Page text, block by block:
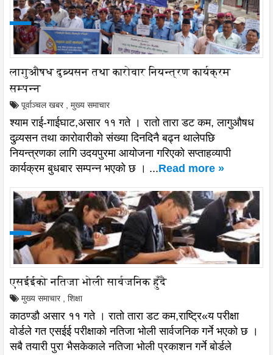
लागुऔषध दुव्र्यसन तथा कारोवार नियन्त्रण कार्यक्रम
सम्पन्न
पूर्वाञ्चल खबर मुख्य समाचार
श्याम राई-गाईघाट,असार ११ गते । रातो तारा डट कम, लागुऔषध
दुव्र्यसन तथा कारोवारीको संख्या दिनदिनै बढ्न थालेपछि
नियन्त्रणका लागि उदयपुरमा आयोजना गरिएको सप्ताहव्यापी
कार्यक्रम बुधबार सम्पन्न भएको छ । ...Read more »
एसईईको नतिजा भोली सार्वजनिक हुँदै
मुख्य समाचार शिक्षा
काठण्डौ असार ११ गते । रातो तारा डट कम,राष्ट्रि«य परीक्षा
वोर्डले गत एसईई परीक्षाको नतिजा भोली सार्वजनिक गर्ने भएको छ ।
सबै तयारी पुरा भैसकेकाले नतिजा भोली प्रकाशन गर्ने बोर्डले